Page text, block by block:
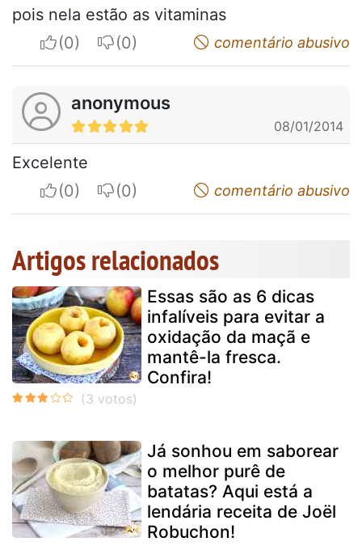
pois nela estão as vitaminas
I apreciateI do not appreciatecomentário abusivo
anonymous
08/01/2014
Excelente
I apreciateI do not appreciatecomentário abusivo
Artigos relacionados
Essas são as 6 dicas
infalíveis para evitar a
oxidação da maçã e
mantê-la fresca.
Confira!
Já sonhou em saborear
o melhor purê de
batatas? Aqui está a
lendária receita de Joël
Robuchon!